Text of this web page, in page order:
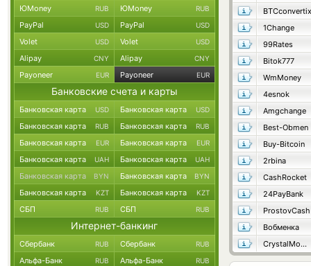
BTCconvertix
1Change
99Rates
Bitok777
WmMoney
4esnok
Amgchange
Best-Obmen
Buy-Bitcoin
2rbina
CashRocket
24PayBank
ProstovCash
Вобменка
CrystalMoney
ЮMoney RUB ЮMoney RUB
PayPal USD PayPal USD
Volet USD Volet USD
Alipay CNY Alipay CNY
Payoneer EUR Payoneer EUR
Банковские счета и карты
Банковская карта USD Банковская карта USD
Банковская карта RUB Банковская карта RUB
Банковская карта EUR Банковская карта EUR
Банковская карта UAH Банковская карта UAH
Банковская карта BYN Банковская карта BYN
Банковская карта KZT Банковская карта KZT
СБП RUB СБП RUB
Интернет-банкинг
Сбербанк RUB Сбербанк RUB
Альфа-Банк RUB Альфа-Банк RUB